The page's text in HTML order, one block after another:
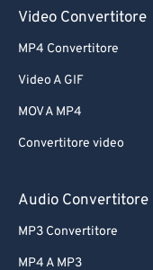
Video Convertitore
MP4 Convertitore
Video A GIF
MOV A MP4
Convertitore video
Audio Convertitore
MP3 Convertitore
MP4 A MP3